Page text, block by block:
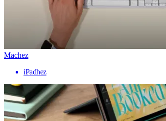
Machez
iPadhez